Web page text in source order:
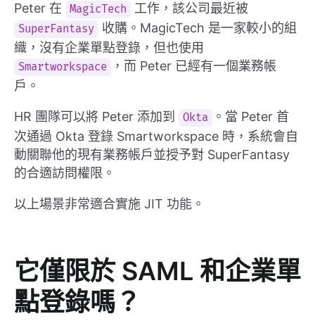
Peter 在 MagicTech 工作，該公司最近被
SuperFantasy
收購。MagicTech 是一家較小的組
織，沒有企業單點登錄，但也使用
Smartworkspace
，而 Peter 已經有一個業務帳
戶。
HR 團隊可以將 Peter 添加到 Okta
。當 Peter 首
次通過 Okta 登錄 Smartworkspace 時，系統會自
動關聯他的現有業務帳戶並授予對 SuperFantasy
的合適訪問權限。
以上場景非常適合實施 JIT 功能。
它僅限於 SAML 和企業單
點登錄嗎？